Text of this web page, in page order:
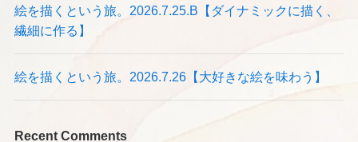
絵を描くという旅。2026.7.25.B【ダイナミックに描く、
繊細に作る】
絵を描くという旅。2026.7.26【大好きな絵を味わう】
Recent Comments